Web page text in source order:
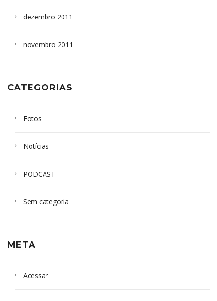
dezembro 2011
novembro 2011
CATEGORIAS
Fotos
Notícias
PODCAST
Sem categoria
META
Acessar